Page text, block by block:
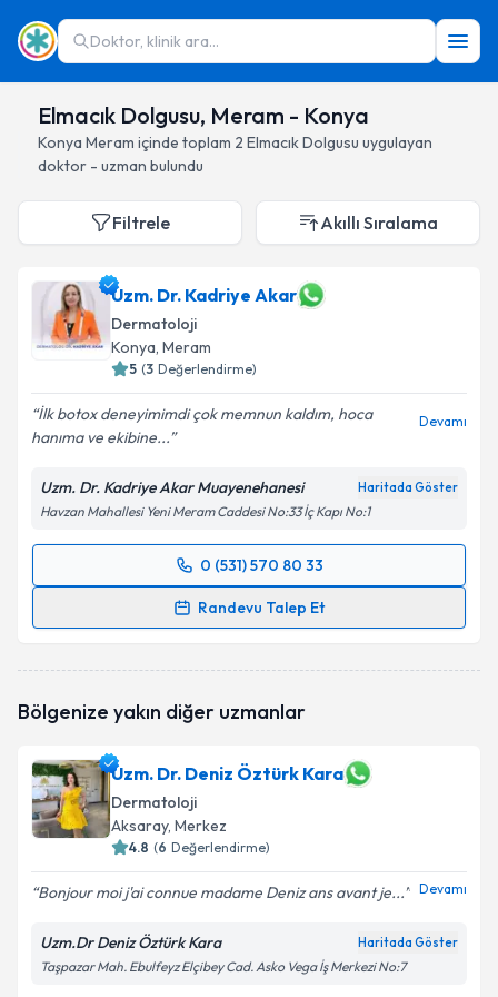
Doktor, klinik ara...
Elmacık Dolgusu, Meram - Konya
Konya Meram içinde toplam 2 Elmacık Dolgusu uygulayan
doktor - uzman bulundu
Filtrele Akıllı Sıralama
Uzm. Dr. Kadriye Akar
Dermatoloji
Konya, Meram
5 (3 Değerlendirme)
İlk botox deneyimimdi çok memnun kaldım, hoca
hanıma ve ekibine...
Devamı
Uzm. Dr. Kadriye Akar Muayenehanesi Haritada Göster
Havzan Mahallesi Yeni Meram Caddesi No:33 İç Kapı No:1
0 (531) 570 80 33
Randevu Talep Et
Randevu Takvimi Talebi
oluşturun. Size bu uzmandan randevu almanız için bir
Kişisel verilerimin işlenmesine ilişkin
Metni'ni okudum ve kişisel verilerimin belirtilen
kapsamda işlenmesini kabul ediyorum.
Takvim Talebini Gönder
Bölgenize yakın diğer uzmanlar
Uzm. Dr. Deniz Öztürk Kara
Dermatoloji
Aksaray, Merkez
4.8 (6 Değerlendirme)
Bonjour moi j'ai connue madame Deniz ans avant je... Devamı
Uzm.Dr Deniz Öztürk Kara Haritada Göster
Taşpazar Mah. Ebulfeyz Elçibey Cad. Asko Vega İş Merkezi No:7